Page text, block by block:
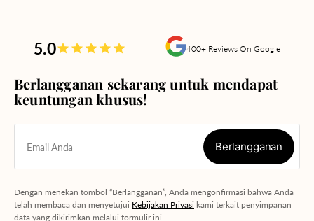
5.0 400+ Reviews On Google
Berlangganan sekarang untuk mendapat
keuntungan khusus!
Email Anda Berlangganan
Dengan menekan tombol “Berlangganan”, Anda mengonfirmasi bahwa Anda
telah membaca dan menyetujui Kebijakan Privasi kami terkait penyimpanan
data yang dikirimkan melalui formulir ini.